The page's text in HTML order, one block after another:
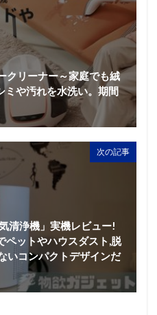
クリーナー～家庭でも絨
や汚れを水洗い。期間
次の記事
清浄機」実機レビュー!
ットやハウスダスト,脱
いコンパクトデザインだ